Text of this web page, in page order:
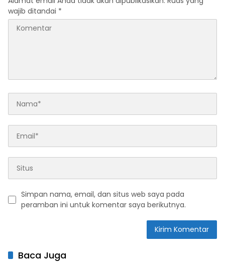
wajib ditandai *
Simpan nama, email, dan situs web saya pada
peramban ini untuk komentar saya berikutnya.
Baca Juga